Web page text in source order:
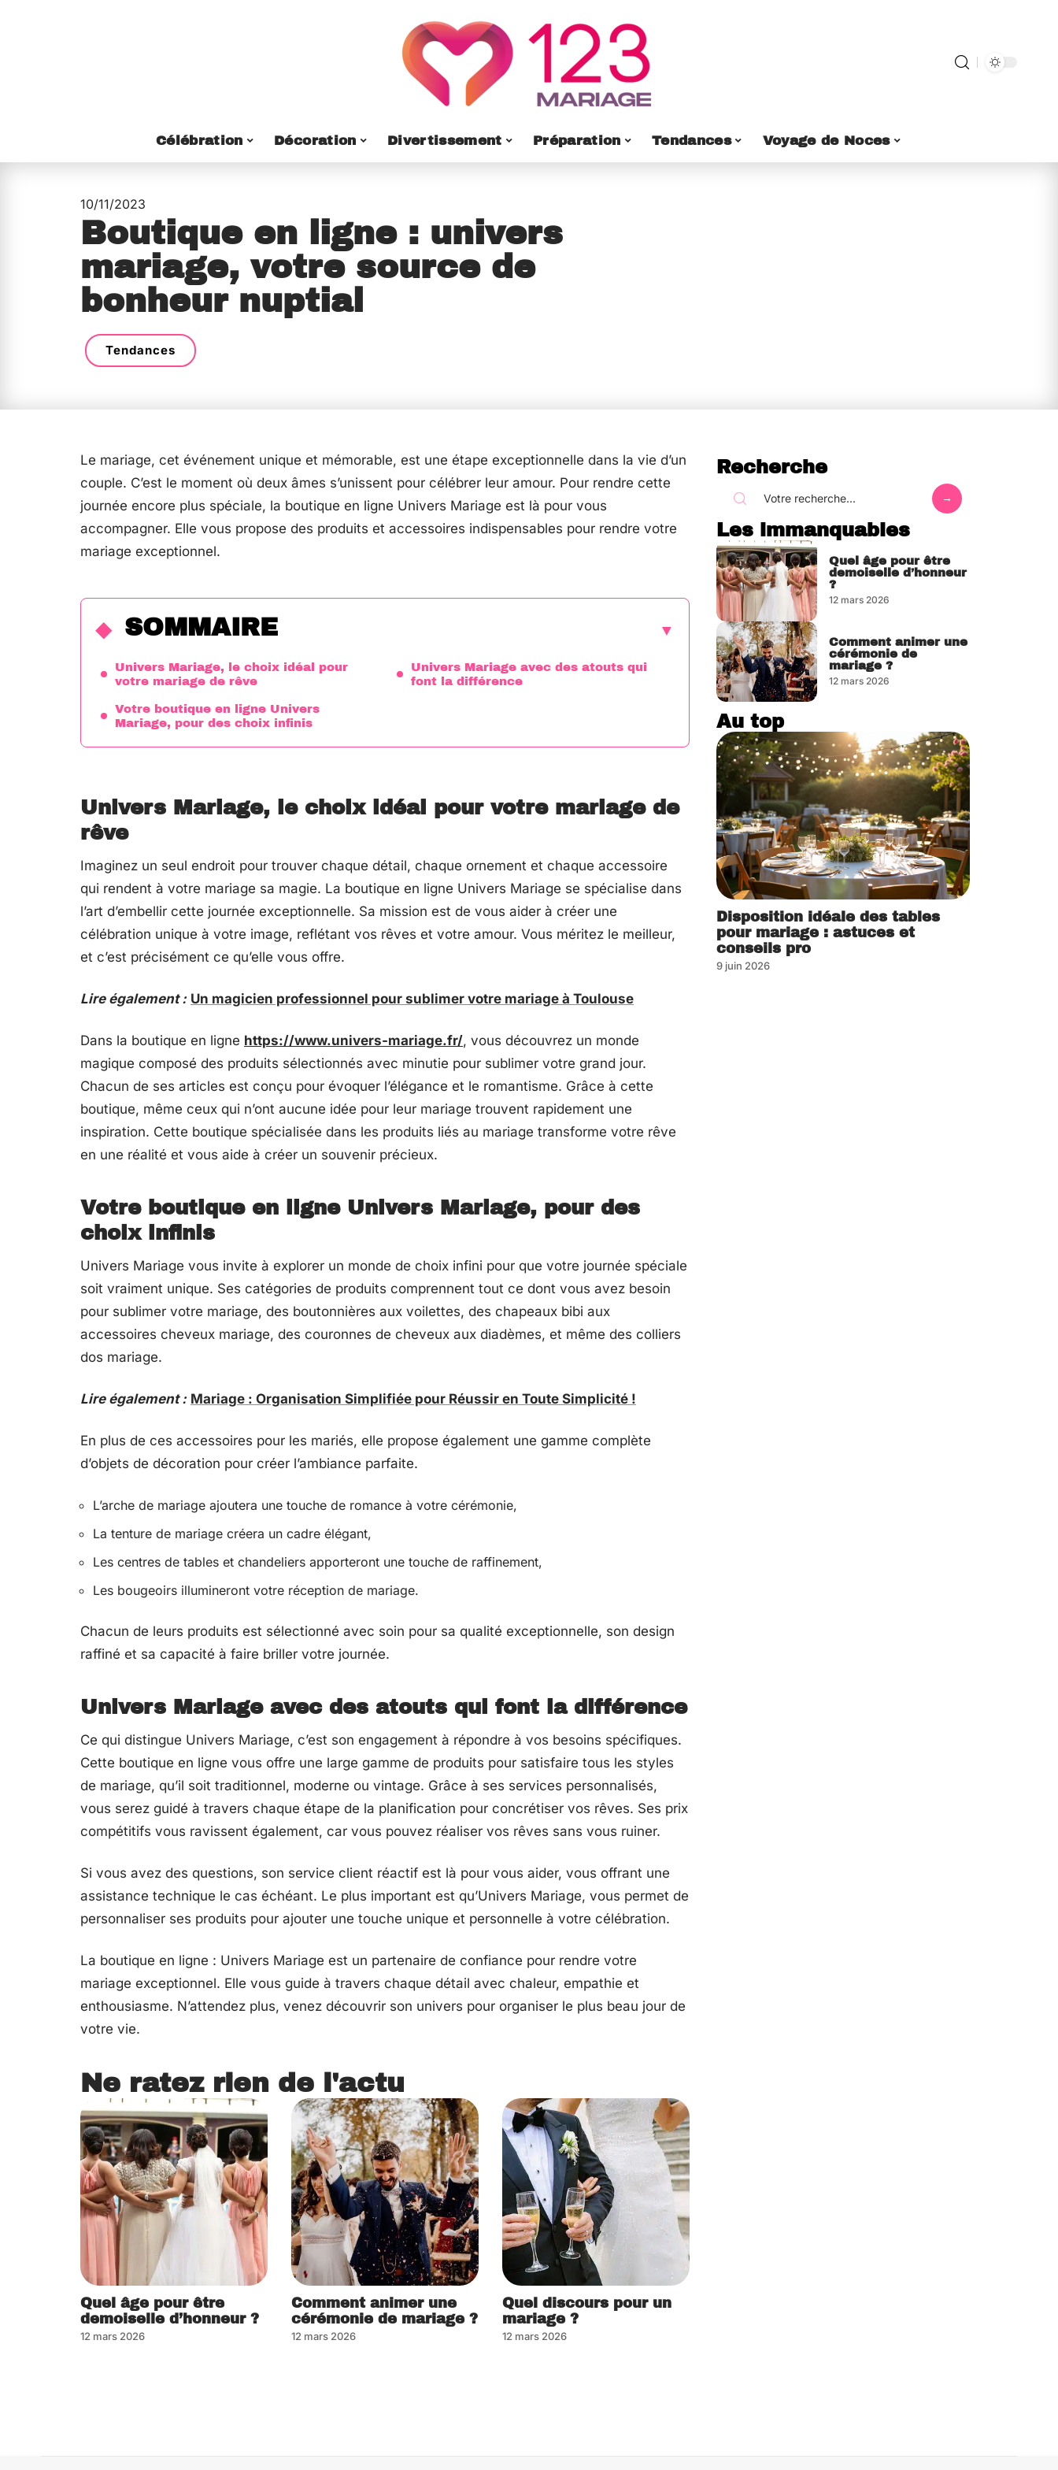
Célébration Décoration Divertissement Préparation Tendances Voyage de Noces
10/11/2023
Boutique en ligne : univers
mariage, votre source de
bonheur nuptial
Tendances
Le mariage, cet événement unique et mémorable, est une étape exceptionnelle dans la vie d’un
couple. C’est le moment où deux âmes s’unissent pour célébrer leur amour. Pour rendre cette
journée encore plus spéciale, la boutique en ligne Univers Mariage est là pour vous
accompagner. Elle vous propose des produits et accessoires indispensables pour rendre votre
mariage exceptionnel.
SOMMAIRE
Univers Mariage, le choix idéal pour
votre mariage de rêve
Votre boutique en ligne Univers
Mariage, pour des choix infinis
Univers Mariage avec des atouts qui
font la différence
Univers Mariage, le choix idéal pour votre mariage de
rêve
Imaginez un seul endroit pour trouver chaque détail, chaque ornement et chaque accessoire
qui rendent à votre mariage sa magie. La boutique en ligne Univers Mariage se spécialise dans
l’art d’embellir cette journée exceptionnelle. Sa mission est de vous aider à créer une
célébration unique à votre image, reflétant vos rêves et votre amour. Vous méritez le meilleur,
et c’est précisément ce qu’elle vous offre.
Lire également : Un magicien professionnel pour sublimer votre mariage à Toulouse
Dans la boutique en ligne https://www.univers-mariage.fr/, vous découvrez un monde
magique composé des produits sélectionnés avec minutie pour sublimer votre grand jour.
Chacun de ses articles est conçu pour évoquer l’élégance et le romantisme. Grâce à cette
boutique, même ceux qui n’ont aucune idée pour leur mariage trouvent rapidement une
inspiration. Cette boutique spécialisée dans les produits liés au mariage transforme votre rêve
en une réalité et vous aide à créer un souvenir précieux.
Votre boutique en ligne Univers Mariage, pour des
choix infinis
Univers Mariage vous invite à explorer un monde de choix infini pour que votre journée spéciale
soit vraiment unique. Ses catégories de produits comprennent tout ce dont vous avez besoin
pour sublimer votre mariage, des boutonnières aux voilettes, des chapeaux bibi aux
accessoires cheveux mariage, des couronnes de cheveux aux diadèmes, et même des colliers
dos mariage.
Lire également : Mariage : Organisation Simplifiée pour Réussir en Toute Simplicité !
En plus de ces accessoires pour les mariés, elle propose également une gamme complète
d’objets de décoration pour créer l’ambiance parfaite.
L’arche de mariage ajoutera une touche de romance à votre cérémonie,
La tenture de mariage créera un cadre élégant,
Les centres de tables et chandeliers apporteront une touche de raffinement,
Les bougeoirs illumineront votre réception de mariage.
Chacun de leurs produits est sélectionné avec soin pour sa qualité exceptionnelle, son design
raffiné et sa capacité à faire briller votre journée.
Univers Mariage avec des atouts qui font la différence
Ce qui distingue Univers Mariage, c’est son engagement à répondre à vos besoins spécifiques.
Cette boutique en ligne vous offre une large gamme de produits pour satisfaire tous les styles
de mariage, qu’il soit traditionnel, moderne ou vintage. Grâce à ses services personnalisés,
vous serez guidé à travers chaque étape de la planification pour concrétiser vos rêves. Ses prix
compétitifs vous ravissent également, car vous pouvez réaliser vos rêves sans vous ruiner.
Si vous avez des questions, son service client réactif est là pour vous aider, vous offrant une
assistance technique le cas échéant. Le plus important est qu’Univers Mariage, vous permet de
personnaliser ses produits pour ajouter une touche unique et personnelle à votre célébration.
La boutique en ligne : Univers Mariage est un partenaire de confiance pour rendre votre
mariage exceptionnel. Elle vous guide à travers chaque détail avec chaleur, empathie et
enthousiasme. N’attendez plus, venez découvrir son univers pour organiser le plus beau jour de
votre vie.
Ne ratez rien de l'actu
Quel âge pour être
demoiselle d’honneur ?
12 mars 2026
Comment animer une
cérémonie de mariage ?
12 mars 2026
Quel discours pour un
mariage ?
12 mars 2026
Recherche
Les immanquables
Quel âge pour être
demoiselle d’honneur
?
12 mars 2026
Comment animer une
cérémonie de
mariage ?
12 mars 2026
Au top
Disposition idéale des tables
pour mariage : astuces et
conseils pro
9 juin 2026